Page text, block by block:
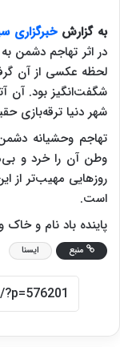
به گزارشخبرگزاری
در اثر تهاجم دشمن
لحظه عکسی از آن
شگفت‌انگیز بود. آن
شهر دنیا ترقه‌بازی
تهاجم وحشیانه‌
وطن آن را خرد و
روزهایی مهیب‌تر از
است.
پاینده باد نام و خاک
منبع ایسنا